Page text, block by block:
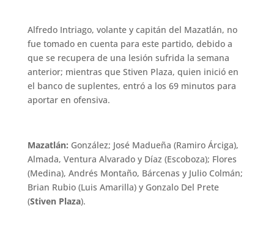
Alfredo Intriago, volante y capitán del Mazatlán, no
fue tomado en cuenta para este partido, debido a
que se recupera de una lesión sufrida la semana
anterior; mientras que Stiven Plaza, quien inició en
el banco de suplentes, entró a los 69 minutos para
aportar en ofensiva.
Mazatlán: González; José Madueña (Ramiro Árciga),
Almada, Ventura Alvarado y Díaz (Escoboza); Flores
(Medina), Andrés Montaño, Bárcenas y Julio Colmán;
Brian Rubio (Luis Amarilla) y Gonzalo Del Prete
(Stiven Plaza).